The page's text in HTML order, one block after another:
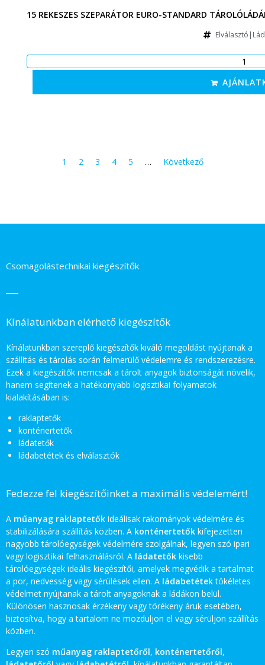
15 REKESZES SZEPARÁTOR EURO-STANDARD
1 2 3 4 5 … Következő
Csomagolástechnikai kiegészítők
Kínálatunkban elérhető kiegészítők
Kínálatunkban szereplő kiegészítők kiváló megoldást nyújtanak a
szállítás és tárolás során felmerülő védelemre és rendszerezésre.
Ezek a kiegészítők nemcsak a tárolt anyagok biztonságát növelik,
hanem segítenek a hatékonyabb logisztikai folyamatok
kialakításában is:
raklaptetők
konténertetők
ládatetők
ládabetétek és elválasztók
Fedezze fel kiegészítőinket a maximális védelemért!
A műanyag raklaptetők ideálisak rakományok védelmére és
stabilizálására szállítás közben. A konténertetők kifejezetten
nagyobb tárolóegységek védelmére szolgálnak, legyen szó ipari
vagy logisztikai felhasználásról. A ládatetők kisebb
tárolóegységek ideális kiegészítői, amelyek megvédik a tartalmat
a por, nedvesség vagy sérülések ellen. A ládabetétektökéletes
védelmet nyújtanak a tárolt anyagoknak a ládákon belül.
Különösen hasznosak érzékeny vagy törékeny áruk esetében,
biztosítva, hogy a tartalom ne mozduljon el vagy sérüljön szállítás
közben.
Legyen szó műanyag raklaptetőről, konténertetőről,